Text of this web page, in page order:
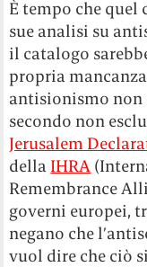
È tempo che
sue analisi su
il catalogo
propria
antisionismo
secondo non
Jerusalem
della IHRA
Remembrance
governi europei,
negano che
vuol dire che ciò